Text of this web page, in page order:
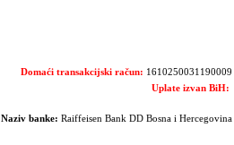
Domaći transakcijski račun: 1610250031190009
Uplate izvan BiH:
Naziv banke: Raiffeisen Bank DD Bosna i Hercegovina